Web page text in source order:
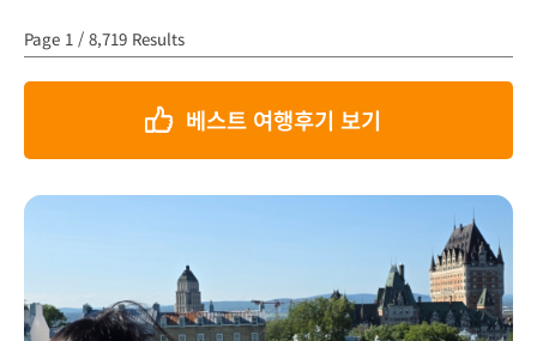
Page 1 / 8,719 Results
베스트 여행후기 보기